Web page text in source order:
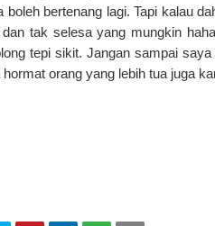
bertenang lagi. Tapi kalau
tak selesa yang mungkin
tepi sikit. Jangan sampai
orang yang lebih tua juga